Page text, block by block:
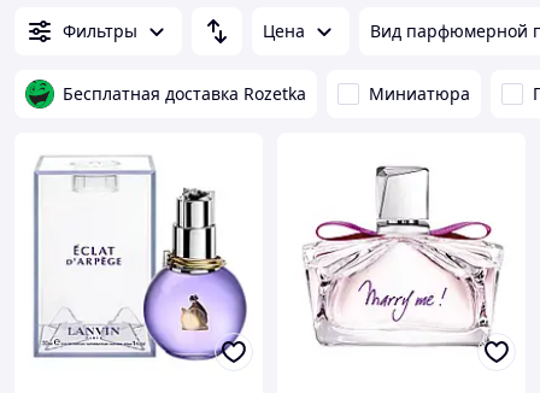
Фильтры Цена Вид парфюмерной
Бесплатная доставка Rozetka Миниатюра